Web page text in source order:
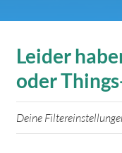
Leider
oder
Deine